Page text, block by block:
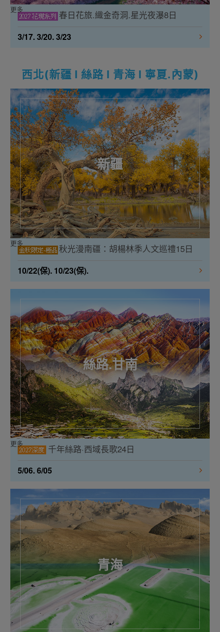
春日花旅.織金奇洞.星光夜瀑8日
3/17. 3/20. 3/23
更多
西北(新疆 l 絲路 l 青海 l 寧夏.內蒙)
新疆
秋光漫南疆：胡楊林季人文巡禮15日
10/22(保). 10/23(保).
更多
絲路.甘南
千年絲路·西域長歌24日
5/06. 6/05
更多
青海